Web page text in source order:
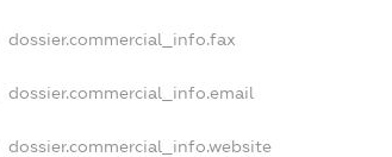
dossier.commercial_info.fax
dossier.commercial_info.email
dossier.commercial_info.website